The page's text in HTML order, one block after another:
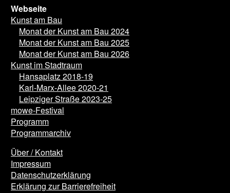
Webseite
Kunst am Bau
Monat der Kunst am Bau 2024
Monat der Kunst am Bau 2025
Monat der Kunst am Bau 2026
Kunst im Stadtraum
Hansaplatz 2018-19
Karl-Marx-Allee 2020-21
Leipziger Straße 2023-25
mowe-Festival
Programm
Programmarchiv
Über / Kontakt
Impressum
Datenschutzerklärung
Erklärung zur Barrierefreiheit